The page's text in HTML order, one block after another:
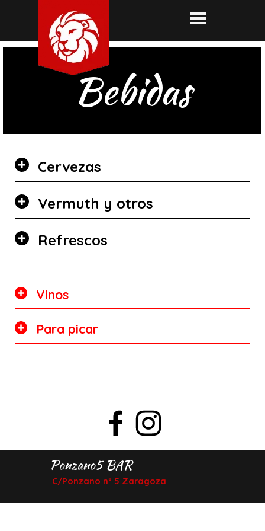
Bebidas
Cervezas
Vermuth y otros
Refrescos
Vinos
Para picar
C/Ponzano nº 5 Zaragoza
Ponzano5 BAR